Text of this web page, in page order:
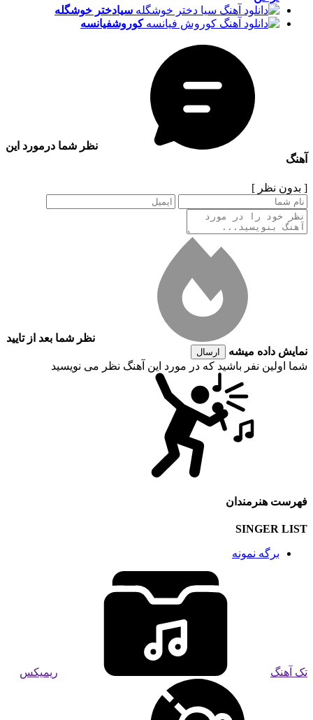
سیادختر خوشگله
کوروشفیانسه
نظر شما درمورد این
آهنگ
[ بدون نظر ]
نظر شما بعد از تایید
نمایش داده میشه
ارسال
شما اولین نفر باشید که در مورد این آهنگ نظر می نویسید
فهرست هنرمندان
SINGER LIST
برگه نمونه
تک آهنگ ریمیکس